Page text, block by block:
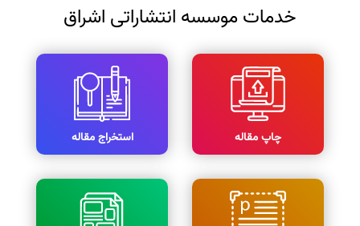
خدمات موسسه انتشاراتی اشراق
چاپ مقاله استخراج مقاله